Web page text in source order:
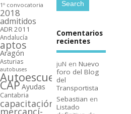
1º convocatoria
2018
admitidos
ADR 2011
Andalucí­a
aptos
Aragón
Asturias
autobuses
Autoescuelas
CAPAyudas
Cantabria
capacitación
mercancí­
Comentarios
recientes
juN en Nuevo
foro del Blog
del
Transportista
Sebastian en
Listado